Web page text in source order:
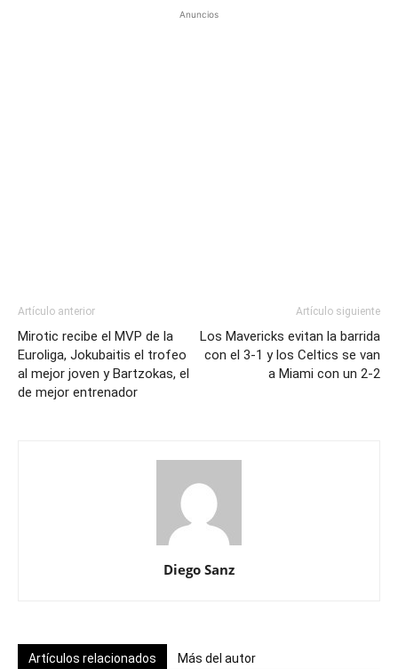
Anuncios
Artículo anterior
Mirotic recibe el MVP de la
Euroliga, Jokubaitis el trofeo
al mejor joven y Bartzokas, el
de mejor entrenador
Artículo siguiente
Los Mavericks evitan la barrida
con el 3-1 y los Celtics se van
a Miami con un 2-2
Diego Sanz
Artículos relacionados Más del autor